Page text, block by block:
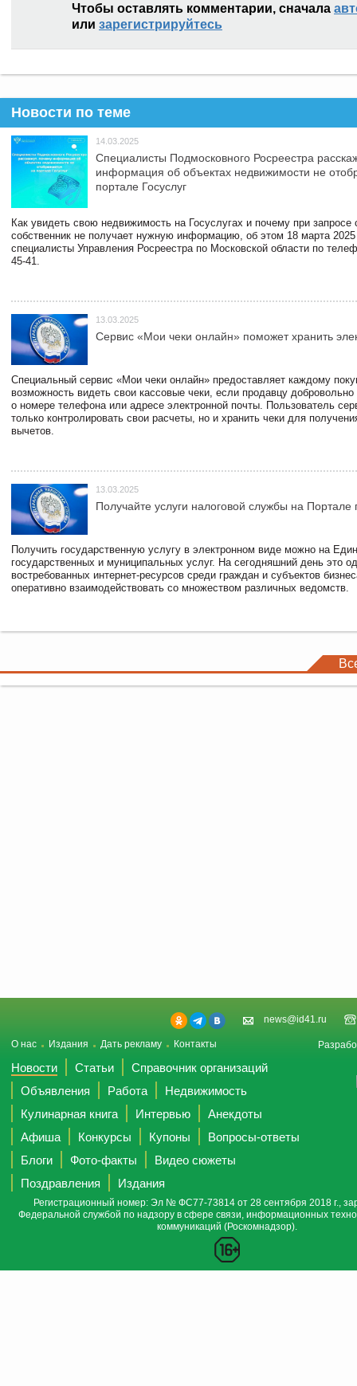
Чтобы оставлять комментарии, сначала
или зарегистрируйтесь
Новости по теме
14.03.2025
Специалисты Подмосковного Росреестра
информация об объектах недвижимости не
портале Госуслуг
Как увидеть свою недвижимость на Госуслугах и почему при запросе
собственник не получает нужную информацию, об этом 18 марта 2025
специалисты Управления Росреестра по Московской области по
45-41.
13.03.2025
Сервис «Мои чеки онлайн» поможет хранить
Специальный сервис «Мои чеки онлайн» предоставляет каждому
возможность видеть свои кассовые чеки, если продавцу
о номере телефона или адресе электронной почты. Пользователь
только контролировать свои расчеты, но и хранить чеки для
вычетов.
13.03.2025
Получайте услуги налоговой службы на Портале
Получить государственную услугу в электронном виде можно на
государственных и муниципальных услуг. На сегодняшний день это
востребованных интернет-ресурсов среди граждан и субъектов
оперативно взаимодействовать со множеством различных ведомств.
news@id41.ru
О нас Издания Дать рекламу Контакты
Новости Статьи
Справочник организаций
Объявления
Работа
Недвижимость
Кулинарная книга
Интервью
Анекдоты
Афиша
Конкурсы Купоны
Вопросы-ответы
Блоги
Фото-факты
Видео сюжеты
Поздравления
Издания
Регистрационный номер: Эл № ФС77-73814 от 28 сентября 2018 г.,
Федеральной службой по надзору в сфере связи, информационных
коммуникаций (Роскомнадзор).